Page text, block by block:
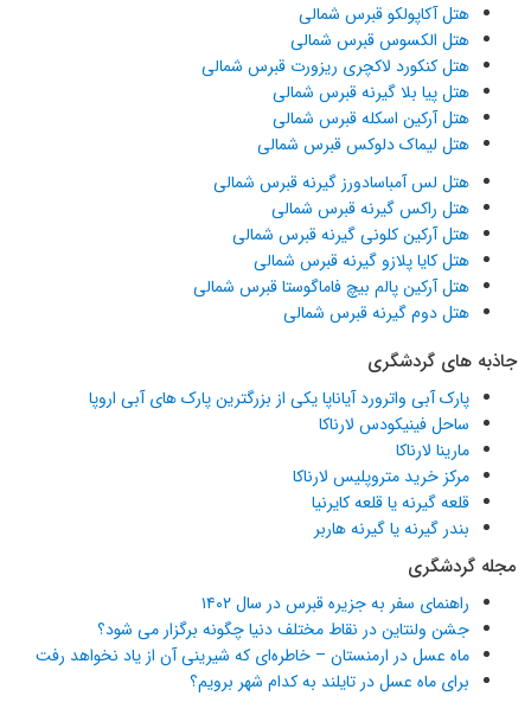
هتل آکاپولکو قبرس شمالی
هتل الکسوس قبرس شمالی
هتل کنکورد لاکچری ریزورت قبرس شمالی
هتل پیا بلا گیرنه قبرس شمالی
هتل آرکین اسکله قبرس شمالی
هتل لیماک دلوکس قبرس شمالی
هتل لس آمباسادورز گیرنه قبرس شمالی
هتل راکس گیرنه قبرس شمالی
هتل آرکین کلونی گیرنه قبرس شمالی
هتل کایا پلازو گیرنه قبرس شمالی
هتل آرکین پالم بیچ فاماگوستا قبرس شمالی
هتل دوم گیرنه قبرس شمالی
جاذبه های گردشگری
پارک آبی واترورد آیاناپا یکی از بزرگترین پارک های آبی اروپا
ساحل فینیکودس لارناکا
مارینا لارناکا
مرکز خرید متروپلیس لارناکا
قلعه گیرنه یا قلعه کایرنیا
بندر گیرنه یا گیرنه هاربر
مجله گردشگری
راهنمای سفر به جزیره قبرس در سال ۱۴۰۲
جشن ولنتاین در نقاط مختلف دنیا چگونه برگزار می شود؟
ماه عسل در ارمنستان – خاطره‌ای که شیرینی آن از یاد نخواهد رفت
برای ماه عسل در تایلند به کدام شهر برویم؟